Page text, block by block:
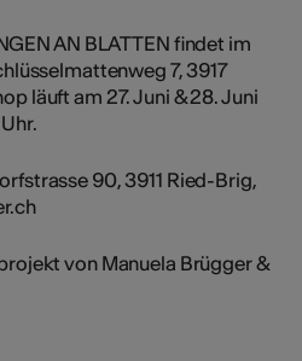
AN BLATTEN findet im
7, 3917
läuft am 27. Juni & 28. Juni
90, 3911 Ried-Brig,
von Manuela Brügger &